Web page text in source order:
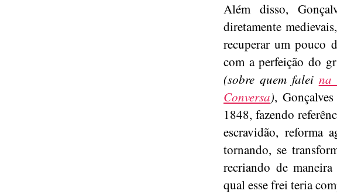
Além disso,
diretamente
recuperar um pouco
com a perfeição do
(sobre quem falei na
Conversa),
1848, fazendo
escravidão, reforma
tornando, se
recriando de
qual esse frei teria